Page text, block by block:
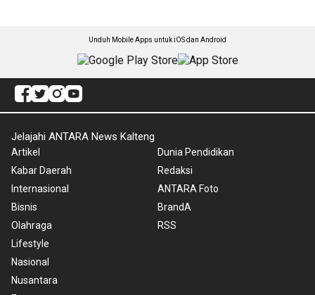
Unduh Mobile Apps untuk iOS dan Android
Jelajahi ANTARA News Kalteng
Artikel
Kabar Daerah
Internasional
Bisnis
Olahraga
Lifestyle
Nasional
Nusantara
Dunia Pendidikan
Redaksi
ANTARA Foto
BrandA
RSS